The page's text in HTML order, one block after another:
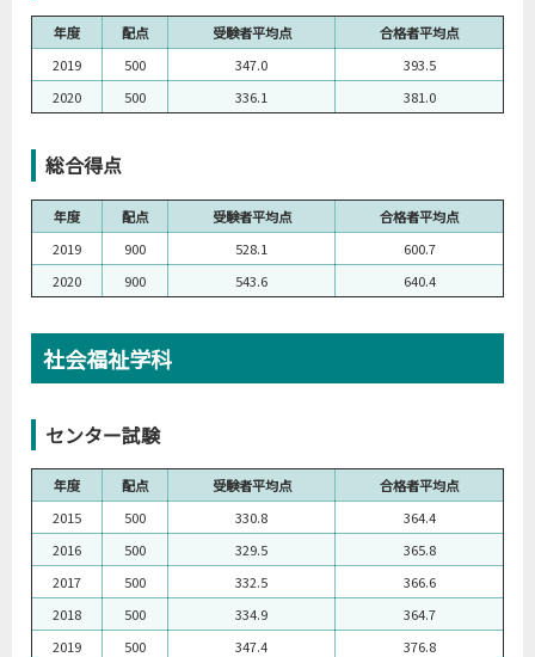
年度 配点 受験者平均点
合格者平均点
2019
500 347.0
393.5
2020
500 336.1 381.0
総合得点
年度 配点 受験者平均点
合格者平均点
2019
900 528.1
600.7
2020
900 543.6 640.4
社会福祉学科
センター試験
年度 配点 受験者平均点
合格者平均点
2015
500 330.8
364.4
2016
500 329.5
365.8
2017
500 332.5
366.6
2018
500 334.9
364.7
2019
500 347.4
376.8